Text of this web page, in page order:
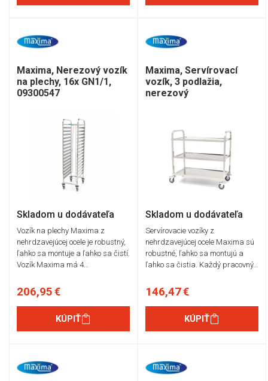
Maxima, Nerezový vozík
na plechy, 16x GN1/1,
09300547
Skladom u dodávateľa
Vozík na plechy Maxima z
nehrdzavejúcej ocele je robustný,
ľahko sa montuje a ľahko sa čistí.
Vozík Maxima má 4…
206,95 €
KÚPIŤ
Maxima, Servírovací
vozík, 3 podlažia,
nerezový
Skladom u dodávateľa
Servírovacie vozíky z
nehrdzavejúcej ocele Maxima sú
robustné, ľahko sa montujú a
ľahko sa čistia. Každý pracovný…
146,47 €
KÚPIŤ